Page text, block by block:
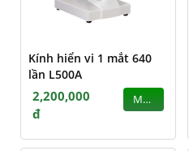
Kính hiển vi 1 mắt 640
lần L500A
2,200,000
đ
MUA